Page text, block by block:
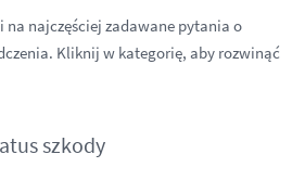
na najczęściej zadawane pytania o
Kliknij w kategorię, aby rozwinąć
szkody